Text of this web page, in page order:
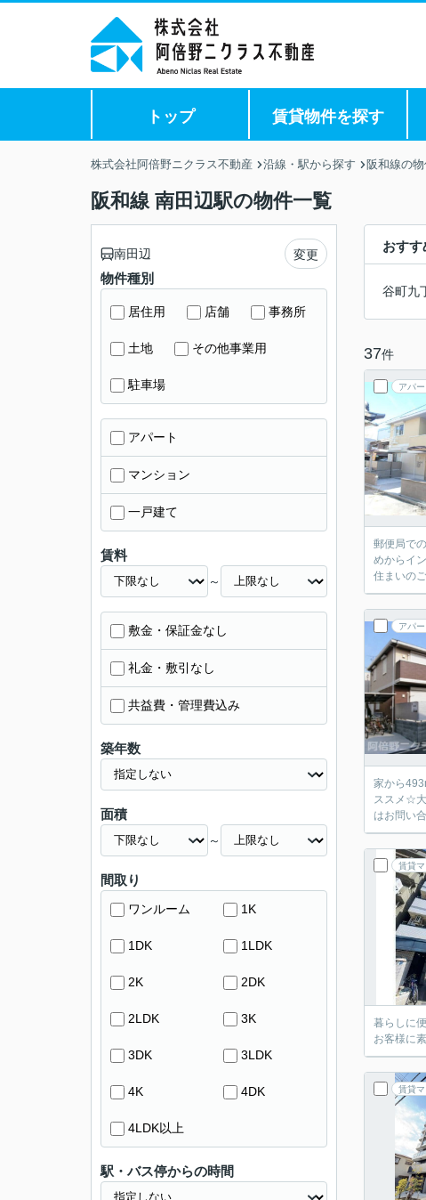
トップ 賃貸物件を探す
株式会社阿倍野ニクラス不動産 沿線・駅から探す 阪和線の
阪和線 南田辺駅の物件一覧
おすす
谷町九
37件
アパー
郵便局で
めからイ
住まいの
アパー
家から
ススメ☆
はお問い
賃貸
暮らしに
お客様に
賃貸
南田辺 変更
物件種別
居住用 店舗 事務所
土地 その他事業用
駐車場
アパート
マンション
一戸建て
賃料
～
敷金・保証金なし
礼金・敷引なし
共益費・管理費込み
築年数
面積
～
間取り
ワンルーム 1K
1DK 1LDK
2K 2DK
2LDK 3K
3DK 3LDK
4K 4DK
4LDK以上
駅・バス停からの時間